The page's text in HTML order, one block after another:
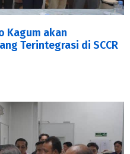
Kagum akan
Terintegrasi di SCCR